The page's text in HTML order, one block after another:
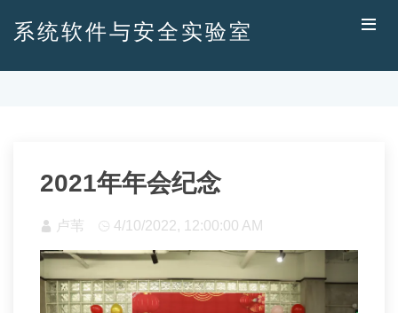
系统软件与安全实验室
2021年年会纪念
卢苇 4/10/2022, 12:00:00 AM